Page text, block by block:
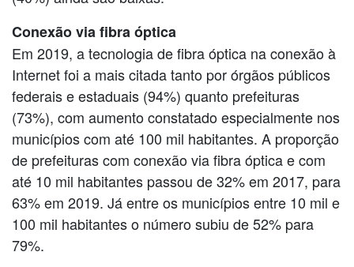
Conexão via fibra óptica
Em 2019, a tecnologia de fibra óptica na conexão à
Internet foi a mais citada tanto por órgãos públicos
federais e estaduais (94%) quanto prefeituras
(73%), com aumento constatado especialmente nos
municípios com até 100 mil habitantes. A proporção
de prefeituras com conexão via fibra óptica e com
até 10 mil habitantes passou de 32% em 2017, para
63% em 2019. Já entre os municípios entre 10 mil e
100 mil habitantes o número subiu de 52% para
79%.